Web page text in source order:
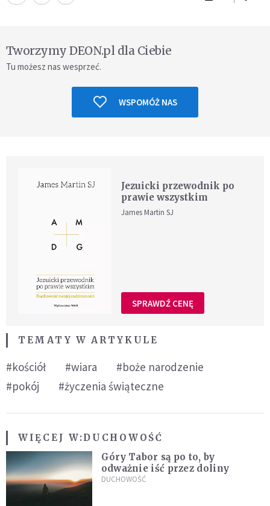
Tworzymy DEON.pl dla Ciebie
Tu możesz nas wesprzeć.
WSPOMÓŻ NAS
Jezuicki przewodnik po
prawie wszystkim
James Martin SJ
SPRAWDŹ CENĘ
TEMATY W ARTYKULE
#kościół #wiara
#boże narodzenie
#pokój
#życzenia świąteczne
WIĘCEJ W:DUCHOWOŚĆ
Góry Tabor są po to, by
odważnie iść przez doliny
DUCHOWOŚĆ